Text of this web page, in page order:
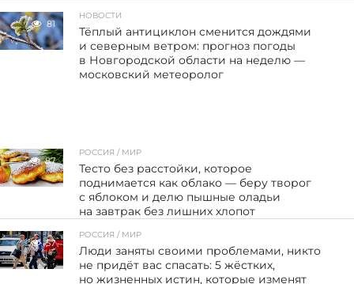
81
НОВОСТИ
Тёплый антициклон сменится дождями
и северным ветром: прогноз погоды
в Новгородской области на неделю —
московский метеоролог
87
РОССИЯ / МИР
Тесто без расстойки, которое
поднимается как облако — беру творог
с яблоком и делю пышные оладьи
на завтрак без лишних хлопот
57
РОССИЯ / МИР
Люди заняты своими проблемами, никто
не придёт вас спасать: 5 жёстких,
но жизненных истин, которые изменят